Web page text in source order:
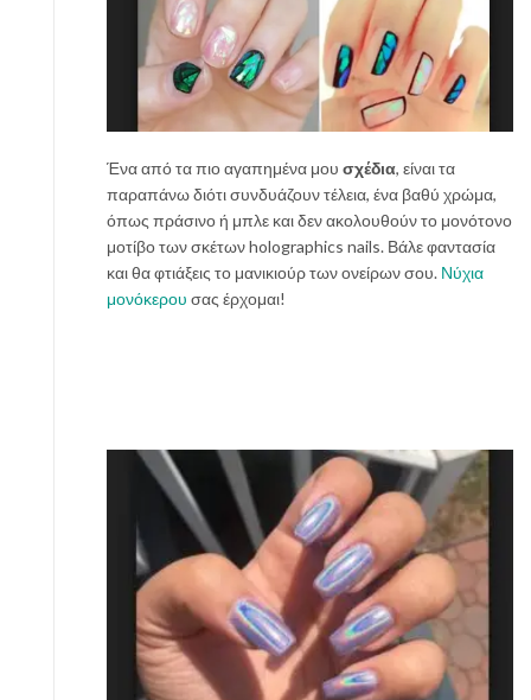
Ένα από τα πιο αγαπημένα μου σχέδια, είναι τα
παραπάνω διότι συνδυάζουν τέλεια, ένα βαθύ χρώμα,
όπως πράσινο ή μπλε και δεν ακολουθούν το μονότονο
μοτίβο των σκέτων holographics nails. Βάλε φαντασία
και θα φτιάξεις το μανικιούρ των ονείρων σου. Νύχια
μονόκερου σας έρχομαι!